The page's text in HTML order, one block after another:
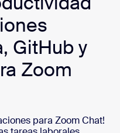
GitHub y
Zoom
para Zoom Chat!